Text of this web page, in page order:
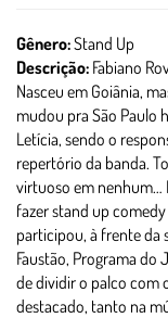
Gênero:Stand Up
Descrição: Fabiano
Nasceu em Goiânia,
mudou pra São Paulo
Letícia, sendo o
repertório da banda.
virtuoso em nenhum…
fazer stand up
participou, à frente da
Faustão, Programa do
de dividir o palco com
destacado, tanto na